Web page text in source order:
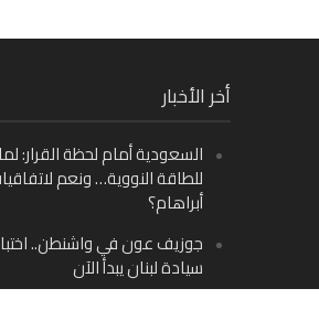
أخر الأخبار
السعودية أمام لحظة القرار:
للطاقة النووية… ونعم
أبراهام؟
جوزيف عون في واشنطن..
سيادة لبنان يبدأ الآن